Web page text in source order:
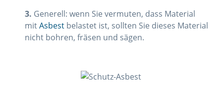
3. Generell: wenn Sie vermuten, dass Material
mitAsbest belastet ist, sollten Sie dieses Material
nicht bohren, fräsen und sägen.